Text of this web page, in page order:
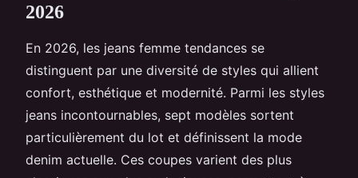
2026
En 2026, les jeans femme tendances se
distinguent par une diversité de styles qui allient
confort, esthétique et modernité. Parmi les styles
jeans incontournables, sept modèles sortent
particulièrement du lot et définissent la mode
denim actuelle. Ces coupes varient des plus